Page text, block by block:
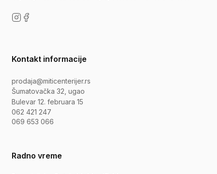
Kontakt informacije
prodaja@miticenterijer.rs
Šumatovačka 32, ugao
Bulevar 12. februara 15
062 421 247
069 653 066
Radno vreme